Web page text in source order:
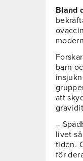
Bland
barn
att
–
livet
tiden.
för